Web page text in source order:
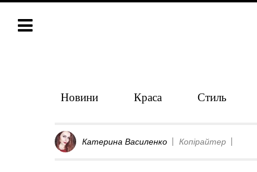
Новини Краса Стиль
Катерина Василенко Копірайтер